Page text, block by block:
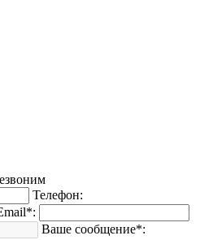
Телефон:
Ваше сообщение*: